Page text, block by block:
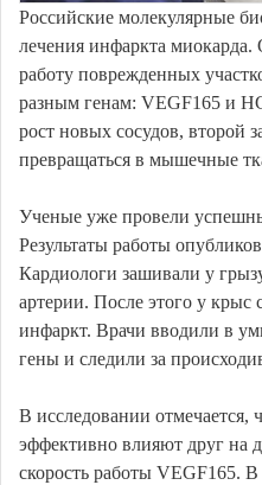
Российские молекулярные
лечения инфаркта миокарда.
работу поврежденных
разным генам: VEGF165 и
рост новых сосудов, второй
превращаться в мышечные
Ученые уже провели
Результаты работы
Кардиологи зашивали у
артерии. После этого у крыс
инфаркт. Врачи вводили в
гены и следили за
В исследовании
эффективно влияют друг на
скорость работы VEGF165. В